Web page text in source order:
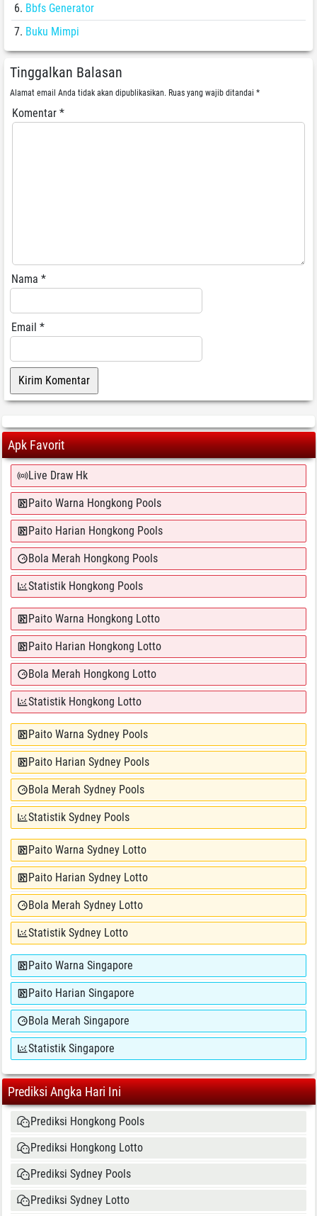
Bbfs Generator
Buku Mimpi
Tinggalkan Balasan
Alamat email Anda tidak akan dipublikasikan. Ruas yang wajib ditandai *
Komentar *
Nama *
Email *
Apk Favorit
Live Draw Hk
Paito Warna Hongkong Pools
Paito Harian Hongkong Pools
Bola Merah Hongkong Pools
Statistik Hongkong Pools
Paito Warna Hongkong Lotto
Paito Harian Hongkong Lotto
Bola Merah Hongkong Lotto
Statistik Hongkong Lotto
Paito Warna Sydney Pools
Paito Harian Sydney Pools
Bola Merah Sydney Pools
Statistik Sydney Pools
Paito Warna Sydney Lotto
Paito Harian Sydney Lotto
Bola Merah Sydney Lotto
Statistik Sydney Lotto
Paito Warna Singapore
Paito Harian Singapore
Bola Merah Singapore
Statistik Singapore
Prediksi Angka Hari Ini
Prediksi Hongkong Pools
Prediksi Hongkong Lotto
Prediksi Sydney Pools
Prediksi Sydney Lotto